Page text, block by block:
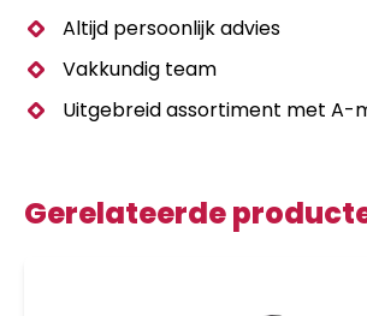
Altijd persoonlijk advies
Vakkundig team
Uitgebreid assortiment met A-
Gerelateerde